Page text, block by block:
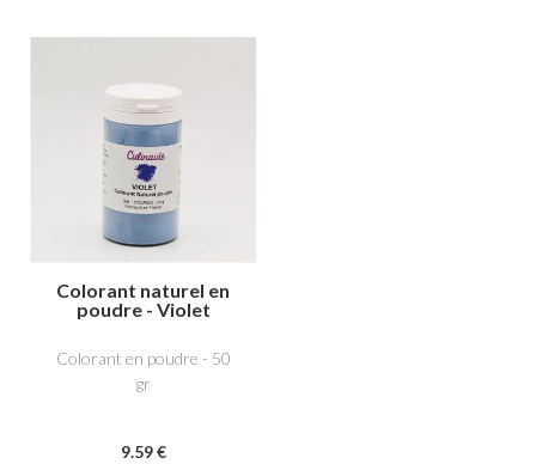
Colorant naturel en
poudre - Violet
Colorant en poudre - 50
gr
9.59 €